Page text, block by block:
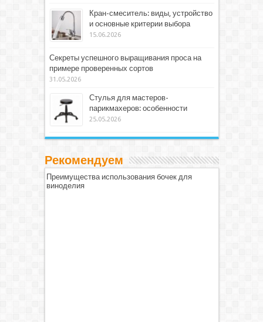
Кран-смеситель: виды, устройство
и основные критерии выбора
15.06.2026
Секреты успешного выращивания проса на
примере проверенных сортов
31.05.2026
Стулья для мастеров-
парикмахеров: особенности
25.05.2026
Рекомендуем
Преимущества использования бочек для
виноделия